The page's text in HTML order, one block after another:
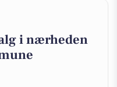
i nærheden